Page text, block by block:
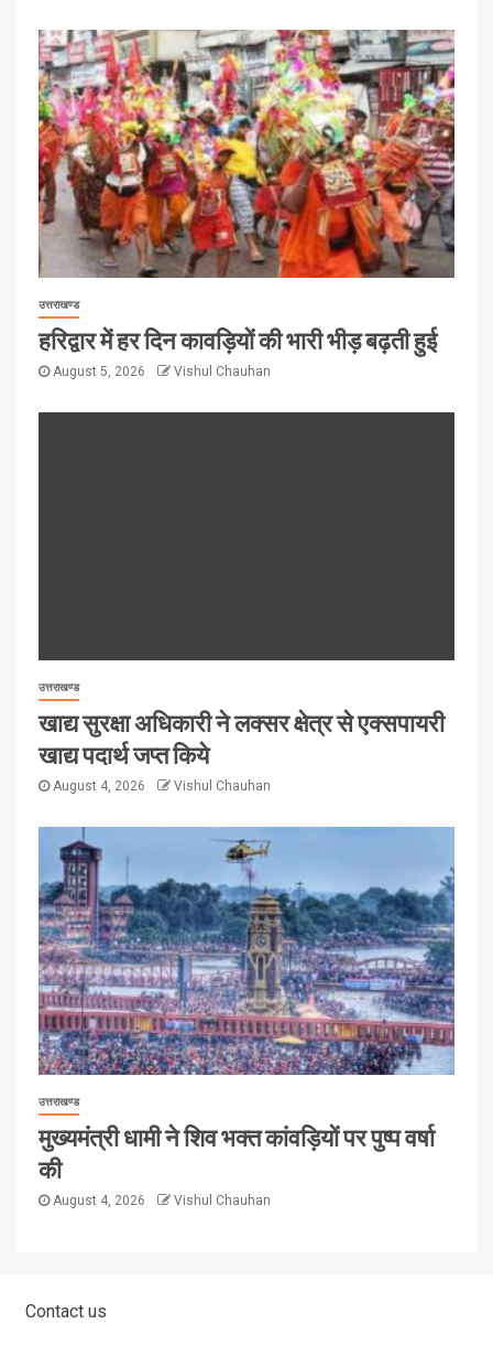
उत्तराखण्ड
हरिद्वार में हर दिन कावड़ियों की भारी भीड़ बढ़ती हुई
August 5, 2026 Vishul Chauhan
उत्तराखण्ड
खाद्य सुरक्षा अधिकारी ने लक्सर क्षेत्र से एक्सपायरी
खाद्य पदार्थ जप्त किये
August 4, 2026 Vishul Chauhan
उत्तराखण्ड
मुख्यमंत्री धामी ने शिव भक्त कांवड़ियों पर पुष्प वर्षा
की
August 4, 2026 Vishul Chauhan
Contact us